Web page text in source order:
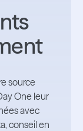
source
One leur
avec
conseil en